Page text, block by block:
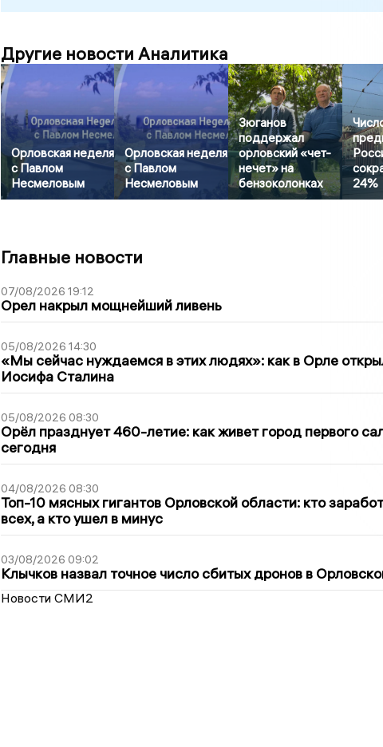
Другие новости Аналитика
Орловская неделя
с Павлом
Несмеловым
Орловская неделя
с Павлом
Несмеловым
Зюганов
поддержал
орловский «чет-
нечет» на
бензоколонках
24%
Главные новости
07/08/2026 19:12
Орел накрыл мощнейший ливень
05/08/2026 14:30
«Мы сейчас нуждаемся в этих людях»: как в Орле
Иосифа Сталина
05/08/2026 08:30
Орёл празднует 460-летие: как живет город первого
сегодня
04/08/2026 08:30
Топ-10 мясных гигантов Орловской области: кто
всех, а кто ушел в минус
03/08/2026 09:02
Клычков назвал точное число сбитых дронов в
Новости СМИ2